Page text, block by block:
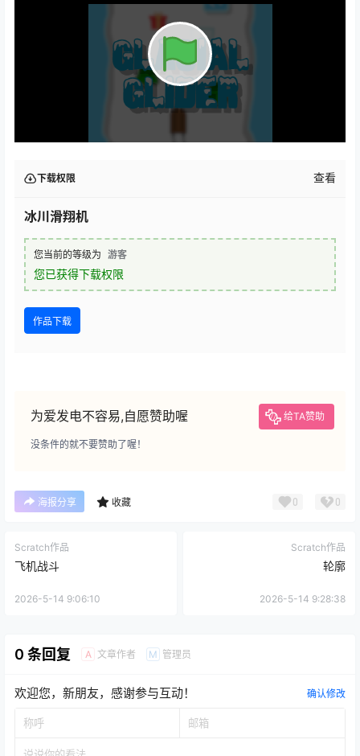
下载权限 查看
冰川滑翔机
您当前的等级为 游客
您已获得下载权限
作品下载
为爱发电不容易,自愿赞助喔 给TA赞助
没条件的就不要赞助了喔！
海报分享 收藏 0 0
Scratch作品
飞机战斗
2026-5-14 9:06:10
Scratch作品
轮廓
2026-5-14 9:28:38
0 条回复 A 文章作者 M 管理员
欢迎您，新朋友，感谢参与互动！ 确认修改